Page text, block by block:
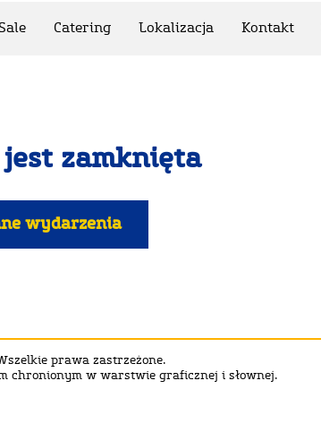
Sale Catering Lokalizacja Kontakt
zamknięta
wydarzenia
prawa zastrzeżone.
chronionym w warstwie graficznej i słownej.